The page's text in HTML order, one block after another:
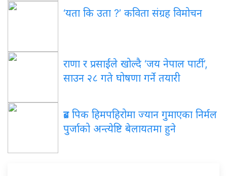
‘यता कि उता ?’ कविता संग्रह विमोचन
राणा र प्रसाईंले खोल्दै ‘जय नेपाल पार्टी’,
साउन २८ गते घोषणा गर्ने तयारी
ब्रड पिक हिमपहिरोमा ज्यान गुमाएका निर्मल
पुर्जाको अन्त्येष्टि बेलायतमा हुने